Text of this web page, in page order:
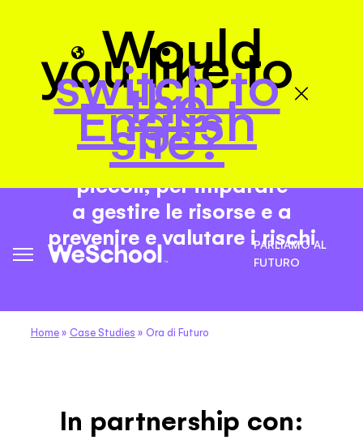
Would
you like to
switch to
the
English
site?
PARLIAMO AL
FUTURO
Oradi Futuro
Un gioco-avventura per i più
piccoli, per imparare
a gestire le risorse e a
prevenire e valutare i rischi
Home» Case Studies » Ora di Futuro
In partnership con: